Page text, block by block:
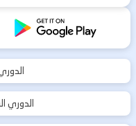
الدوري